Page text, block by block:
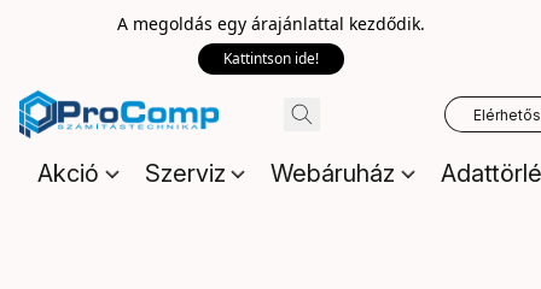
A megoldás egy árajánlattal kezdődik.
Kattintson ide!
Akció Szerviz Webáruház